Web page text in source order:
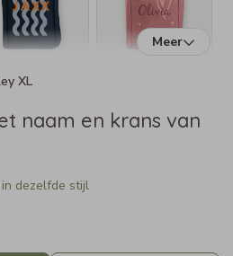
Meer
XL
naam en krans van
dezelfde stijl